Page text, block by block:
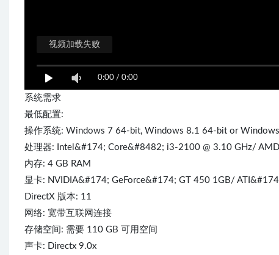
0:00 / 0:00
视频加载失败
系统需求
最低配置:
操作系统: Windows 7 64-bit, Windows 8.1 64-bit or
处理器: Intel&#174; Core&#8482; i3-2100 @ 3.10 GHz/
内存: 4 GB RAM
显卡: NVIDIA&#174; GeForce&#174; GT 450 1GB/
DirectX 版本: 11
网络: 宽带互联网连接
存储空间: 需要 110 GB 可用空间
声卡: Directx 9.0x